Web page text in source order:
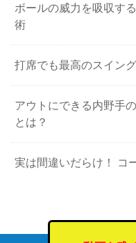
ボールの威力を吸収す
術
打席でも最高のスイン
アウトにできる内野手
とは？
実は間違いだらけ！ コ